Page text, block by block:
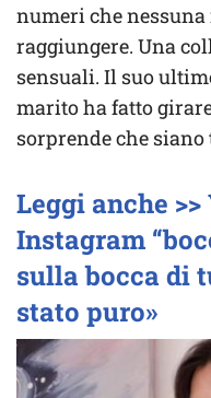
numeri che
raggiungere. Una
sensuali. Il suo
marito ha fatto
sorprende che
Leggi anche
Instagram
sulla bocca di
stato puro»